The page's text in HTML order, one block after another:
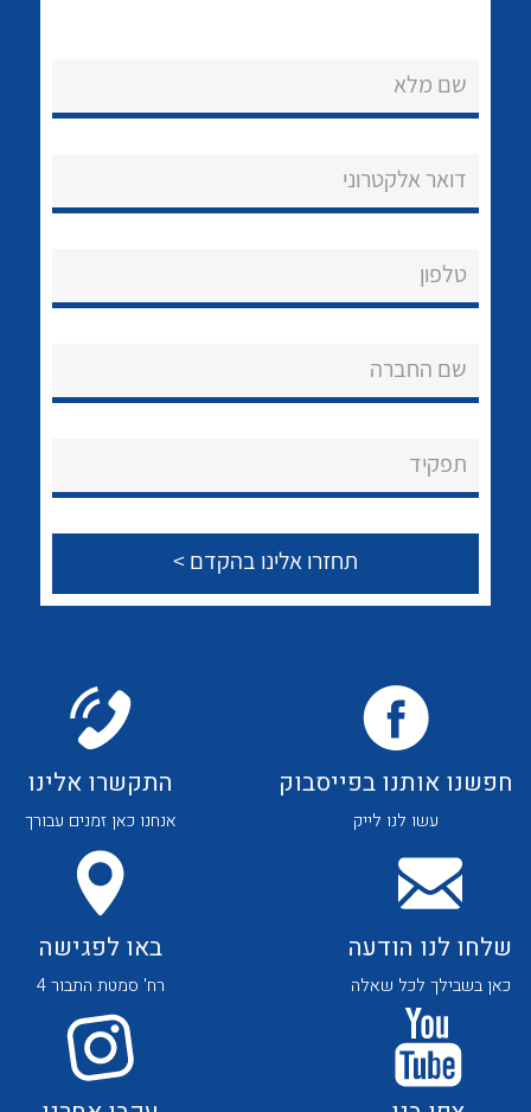
נקודות מכירה
About Ateka Ltd.
צור קשר
לכל מוצרי היצרן
לכל מוצרי היצרן לכל מוצרי היצרן
לכל מוצרי היצרן
לכל מוצרי היצרן לכל מוצרי היצרן
שם מלא
דואר אלקטרוני
טלפון
שם החברה
תפקיד
חפשנו אותנו בפייסבוק
עשו לנו לייק
התקשרו אלינו
אנחנו כאן זמנים עבורך
שלחו לנו הודעה
כאן בשבילך לכל שאלה
באו לפגישה
רח' סמטת התבור 4